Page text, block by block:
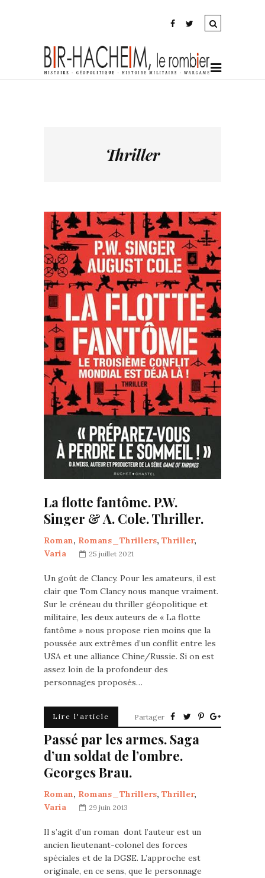
Thriller
La flotte fantôme. P.W.
Singer & A. Cole. Thriller.
Roman, Romans_Thrillers, Thriller,
Varia
25 juillet 2021
Un goût de Clancy. Pour les amateurs, il est
clair que Tom Clancy nous manque vraiment.
Sur le créneau du thriller géopolitique et
militaire, les deux auteurs de « La flotte
fantôme » nous propose rien moins que la
poussée aux extrêmes d’un conflit entre les
USA et une alliance Chine/Russie. Si on est
assez loin de la profondeur des
personnages proposés…
Lire l'article Partager
Passé par les armes. Saga
d’un soldat de l’ombre.
Georges Brau.
Roman, Romans_Thrillers, Thriller,
Varia
29 juin 2013
Il s’agit d’un roman dont l’auteur est un
ancien lieutenant-colonel des forces
spéciales et de la DGSE. L’approche est
originale, en ce sens, que le personnage